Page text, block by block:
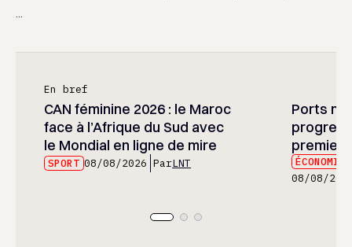
En bref
CAN féminine 2026 : le Maroc
face à l’Afrique du Sud avec
le Mondial en ligne de mire
SPORT 08/08/2026 ParLNT
Ports
premier
08/08/